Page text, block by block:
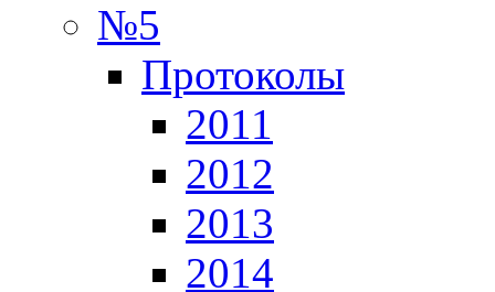
№5
Протоколы
2011
2012
2013
2014